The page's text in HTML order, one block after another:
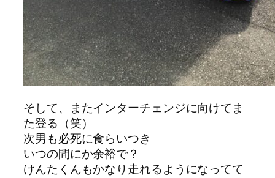
そして、またインターチェンジに向けてま
た登る（笑）
次男も必死に食らいつき
いつの間にか余裕で？
けんたくんもかなり走れるようになってて